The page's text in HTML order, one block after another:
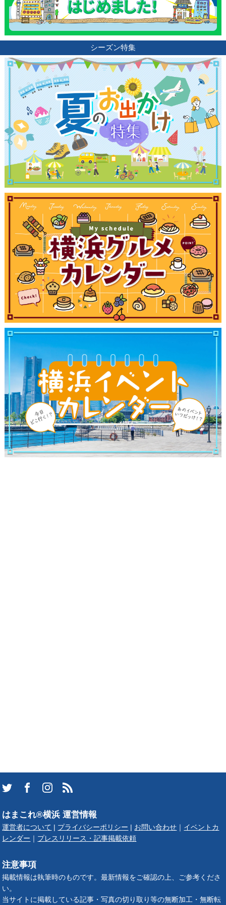
シーズン特集
観光ガイド
ランキング
ブログ記事
サイトについて
はまこれ®横浜 運営情報
運営者について プライバシーポリシー お問い合わせ
イベントカ
レンダー
プレスリリース・記事掲載依頼
注意事項
掲載情報は執筆時のものです。最新情報をご確認の上、ご参考くださ
い。
当サイトに掲載している記事・写真の切り取り等の無断加工・無断転